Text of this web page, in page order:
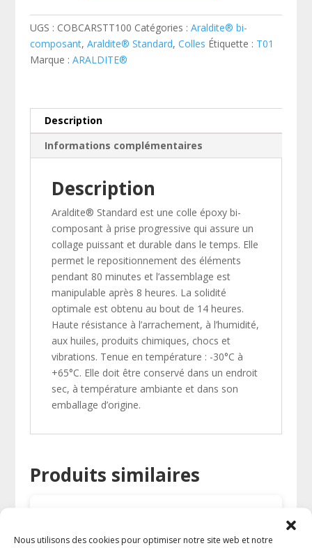
Nous utilisons des cookies pour optimiser notre site web et notre
composant
Standard
100
UGS : COBCARSTT100 Catégories : Araldite® bi-
composant, Araldite® Standard, Colles Étiquette : T01
Marque : ARALDITE®
Description
Informations complémentaires
Description
Araldite® Standard est une colle époxy bi-
composant à prise progressive qui assure un
collage puissant et durable dans le temps. Elle
permet le repositionnement des éléments
pendant 80 minutes et l’assemblage est
manipulable après 8 heures. La solidité
optimale est obtenu au bout de 14 heures.
Haute résistance à l’arrachement, à l’humidité,
aux huiles, produits chimiques, chocs et
vibrations. Tenue en température : -30°C à
+65°C. Elle doit être conservé dans un endroit
sec, à température ambiante et dans son
emballage d’origine.
Produits similaires